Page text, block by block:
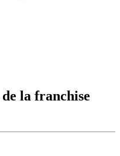
la franchise